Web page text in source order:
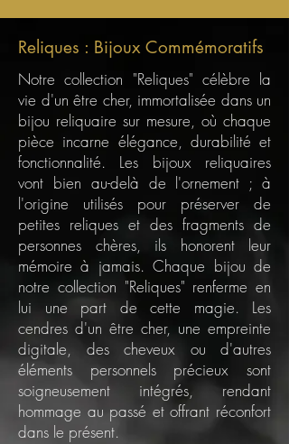
Reliques : Bijoux Commémoratifs
Notre collection "Reliques" célèbre la
vie d'un être cher, immortalisée dans un
bijou reliquaire sur mesure, où chaque
pièce incarne élégance, durabilité et
fonctionnalité. Les bijoux reliquaires
vont bien au-delà de l'ornement ; à
l'origine utilisés pour préserver de
petites reliques et des fragments de
personnes chères, ils honorent leur
mémoire à jamais. Chaque bijou de
notre collection "Reliques" renferme en
lui une part de cette magie. Les
cendres d'un être cher, une empreinte
digitale, des cheveux ou d'autres
éléments personnels précieux sont
soigneusement intégrés, rendant
hommage au passé et offrant réconfort
dans le présent.